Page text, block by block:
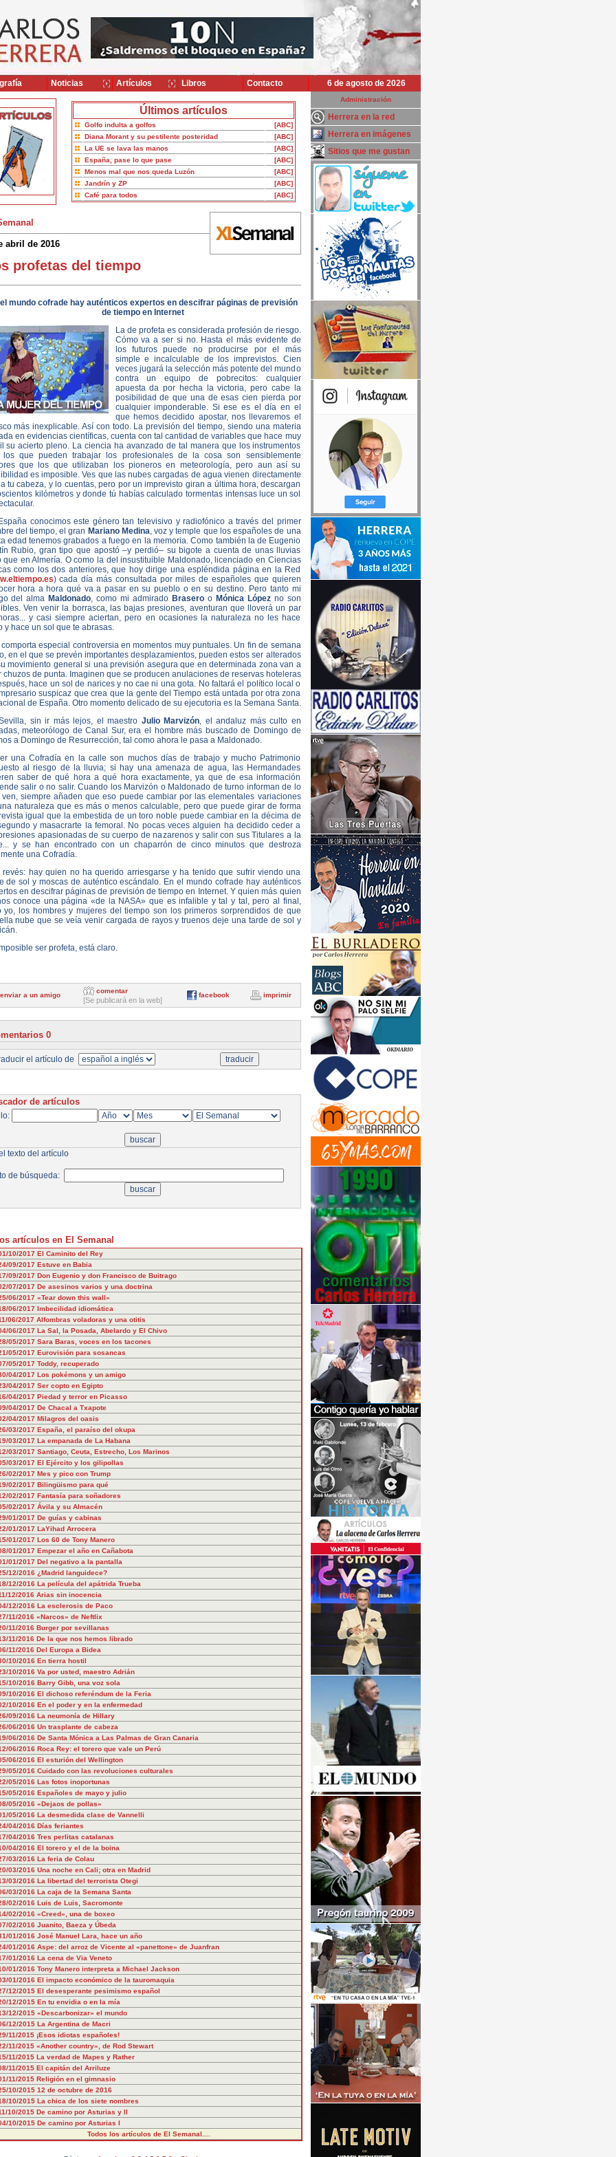
6 de agosto de 2026
Últimos artículos
Golfo indulta a golfos
[ABC]
Diana Morant y su pestilente posteridad
[ABC]
La UE se lava las manos
[ABC]
España, pase lo que pase
[ABC]
Menos mal que nos queda Luzón
[ABC]
Jandrín y ZP
[ABC]
Café para todos
[ABC]
abril de 2016
profetas del tiempo
mundo cofrade hay auténticos expertos en descifrar páginas de previsión
de tiempo en Internet
La de profeta es considerada profesión de riesgo.
Cómo va a ser si no. Hasta el más evidente de
los futuros puede no producirse por el más
simple e incalculable de los imprevistos. Cien
veces jugará la selección más potente del mundo
contra un equipo de pobrecitos: cualquier
apuesta da por hecha la victoria, pero cabe la
posibilidad de que una de esas cien pierda por
cualquier imponderable. Si ese es el día en el
que hemos decidido apostar, nos llevaremos el
más inexplicable. Así con todo. La previsión del tiempo, siendo una materia
en evidencias científicas, cuenta con tal cantidad de variables que hace muy
su acierto pleno. La ciencia ha avanzado de tal manera que los instrumentos
los que pueden trabajar los profesionales de la cosa son sensiblemente
que los que utilizaban los pioneros en meteorología, pero aun así su
es imposible. Ves que las nubes cargadas de agua vienen directamente
tu cabeza, y lo cuentas, pero por un imprevisto giran a última hora, descargan
kilómetros y donde tú habías calculado tormentas intensas luce un sol
conocimos este género tan televisivo y radiofónico a través del primer
del tiempo, el gran Mariano Medina, voz y temple que los españoles de una
edad tenemos grabados a fuego en la memoria. Como también la de Eugenio
Rubio, gran tipo que apostó –y perdió– su bigote a cuenta de unas lluvias
que en Almería. O como la del insustituible Maldonado, licenciado en Ciencias
como los dos anteriores, que hoy dirige una espléndida página en la Red
) cada día más consultada por miles de españoles que quieren
hora a hora qué va a pasar en su pueblo o en su destino. Pero tanto mi
del alma Maldonado, como mi admirado Braseroo Mónica Lópezno son
Ven venir la borrasca, las bajas presiones, aventuran que lloverá un par
y casi siempre aciertan, pero en ocasiones la naturaleza no les hace
y hace un sol que te abrasas.
especial controversia en momentos muy puntuales. Un fin de semana
en el que se prevén importantes desplazamientos, pueden estos ser alterados
movimiento general si una previsión asegura que en determinada zona van a
chuzos de punta. Imaginen que se producen anulaciones de reservas hoteleras
hace un sol de narices y no cae ni una gota. No faltará el político local o
suspicaz que crea que la gente del Tiempo está untada por otra zona
de España. Otro momento delicado de su ejecutoria es la Semana Santa.
sin ir más lejos, el maestro Julio Marvizón, el andaluz más culto en
meteorólogo de Canal Sur, era el hombre más buscado de Domingo de
a Domingo de Resurrección, tal como ahora le pasa a Maldonado.
una Cofradía en la calle son muchos días de trabajo y mucho Patrimonio
al riesgo de la lluvia; si hay una amenaza de agua, las Hermandades
saber de qué hora a qué hora exactamente, ya que de esa información
salir o no salir. Cuando los Marvizón o Maldonado de turno informan de lo
siempre añaden que eso puede cambiar por las elementales variaciones
naturaleza que es más o menos calculable, pero que puede girar de forma
igual que la embestida de un toro noble puede cambiar en la décima de
y masacrarte la femoral. No pocas veces alguien ha decidido ceder a
apasionadas de su cuerpo de nazarenos y salir con sus Titulares a la
y se han encontrado con un chaparrón de cinco minutos que destroza
una Cofradía.
revés: hay quien no ha querido arriesgarse y ha tenido que sufrir viendo una
de sol y moscas de auténtico escándalo. En el mundo cofrade hay auténticos
en descifrar páginas de previsión de tiempo en Internet. Y quien más quien
conoce una página «de la NASA» que es infalible y tal y tal, pero al final,
yo, los hombres y mujeres del tiempo son los primeros sorprendidos de que
nube que se veía venir cargada de rayos y truenos deje una tarde de sol y
ser profeta, está claro.
enviar a un amigo
comentar
[Se publicará en la web]
facebook imprimir
0
el artículo de
de artículos
texto del artículo
de búsqueda:
artículos en El Semanal
10/2017 El Caminito del Rey
09/2017 Estuve en Babia
09/2017 Don Eugenio y don Francisco de Buitrago
07/2017 De asesinos varios y una doctrina
06/2017 «Tear down this wall»
06/2017 Imbecilidad idiomática
06/2017 Alfombras voladoras y una otitis
06/2017 La Sal, la Posada, Abelardo y El Chivo
05/2017 Sara Baras, voces en los tacones
05/2017 Eurovisión para sosancas
05/2017 Toddy, recuperado
04/2017 Los pokémons y un amigo
04/2017 Ser copto en Egipto
04/2017 Piedad y terror en Picasso
04/2017 De Chacal a Txapote
04/2017 Milagros del oasis
03/2017 España, el paraíso del okupa
03/2017 La empanada de La Habana
03/2017 Santiago, Ceuta, Estrecho, Los Marinos
03/2017 El Ejército y los gilipollas
02/2017 Mes y pico con Trump
02/2017 Bilingüismo para qué
02/2017 Fantasía para soñadores
02/2017 Ávila y su Almacén
01/2017 De guías y cabinas
01/2017 LaYihad Arrocera
01/2017 Los 60 de Tony Manero
01/2017 Empezar el año en Cañabota
01/2017 Del negativo a la pantalla
12/2016 ¿Madrid languidece?
12/2016 La película del apátrida Trueba
12/2016 Arias sin inocencia
12/2016 La esclerosis de Paco
11/2016 «Narcos» de Neftlix
11/2016 Burger por sevillanas
11/2016 De la que nos hemos librado
11/2016 Del Europa a Bidea
10/2016 En tierra hostil
10/2016 Va por usted, maestro Adrián
10/2016 Barry Gibb, una voz sola
10/2016 El dichoso referéndum de la Feria
10/2016 En el poder y en la enfermedad
09/2016 La neumonía de Hillary
06/2016 Un trasplante de cabeza
06/2016 De Santa Mónica a Las Palmas de Gran Canaria
06/2016 Roca Rey: el torero que vale un Perú
06/2016 El esturión del Wellington
05/2016 Cuidado con las revoluciones culturales
05/2016 Las fotos inoportunas
05/2016 Españoles de mayo y julio
05/2016 «Dejaos de pollas»
05/2016 La desmedida clase de Vannelli
04/2016 Días feriantes
04/2016 Tres perlitas catalanas
04/2016 El torero y el de la boina
03/2016 La feria de Colau
03/2016 Una noche en Cali; otra en Madrid
03/2016 La libertad del terrorista Otegi
03/2016 La caja de la Semana Santa
02/2016 Luis de Luis, Sacromonte
02/2016 «Creed», una de boxeo
02/2016 Juanito, Baeza y Úbeda
01/2016 José Manuel Lara, hace un año
01/2016 Aspe: del arroz de Vicente al «panettone» de Juanfran
01/2016 La cena de Via Veneto
01/2016 Tony Manero interpreta a Michael Jackson
01/2016 El impacto económico de la tauromaquia
12/2015 El desesperante pesimismo español
12/2015 En tu envidia o en la mía
12/2015 «Descarbonizar» el mundo
12/2015 La Argentina de Macri
11/2015 ¡Esos idiotas españoles!
11/2015 «Another country», de Rod Stewart
11/2015 La verdad de Mapes y Rather
11/2015 El capitán del Arriluze
11/2015 Religión en el gimnasio
10/2015 12 de octubre de 2016
10/2015 La chica de los siete nombres
10/2015 De camino por Asturias y II
10/2015 De camino por Asturias I
Todos los artículos de El Semanal....
Administración
Herrera en la red
Herrera en imágenes
Sitios que me gustan
Noticias Artículos Libros Contacto